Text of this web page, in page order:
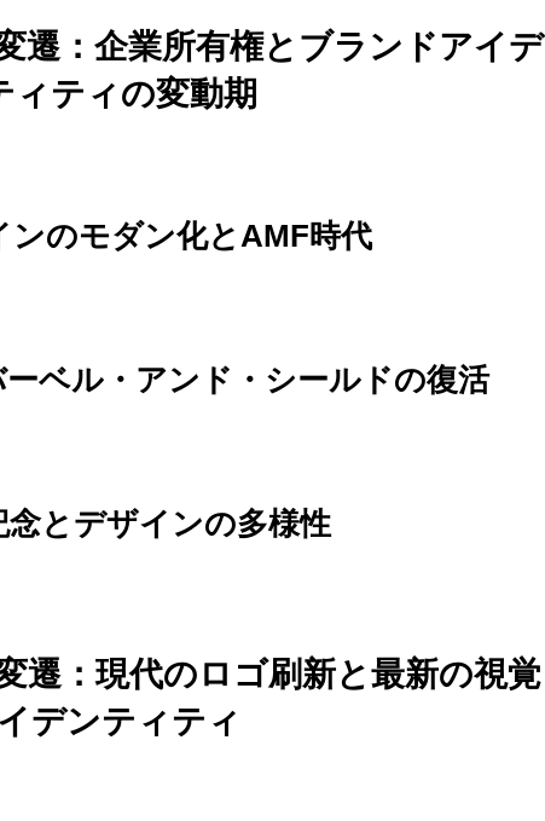
遷：企業所有権とブランドアイデ
ィティの変動期
ンのモダン化とAMF時代
ベル・アンド・シールドの復活
念とデザインの多様性
遷：現代のロゴ刷新と最新の視覚
デンティティ